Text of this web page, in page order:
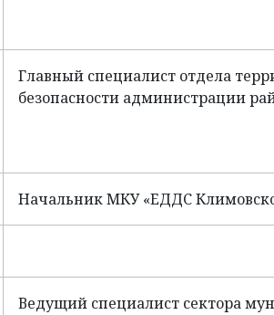
Главный специалист отдела
безопасности администрации
Начальник МКУ «ЕДДС
Ведущий специалист сектора